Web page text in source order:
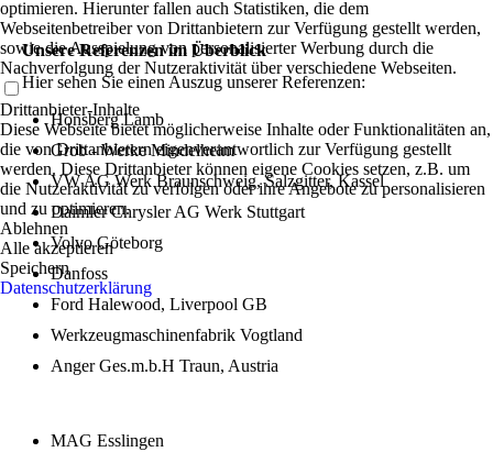
Unsere Referenzen im Überblick
Hier sehen Sie einen Auszug unserer Referenzen:
Honsberg Lamb
Grob - Werke Mindelheim
VW AG Werk Braunschweig, Salzgitter, Kassel
Daimler Chrysler AG Werk Stuttgart
Volvo Göteborg
Danfoss
Ford Halewood, Liverpool GB
Werkzeugmaschinenfabrik Vogtland
Anger Ges.m.b.H Traun, Austria
MAG Esslingen
optimieren. Hierunter fallen auch Statistiken, die dem
Webseitenbetreiber von Drittanbietern zur Verfügung gestellt werden,
sowie die Ausspielung von personalisierter Werbung durch die
Nachverfolgung der Nutzeraktivität über verschiedene Webseiten.
Drittanbieter-Inhalte
Diese Webseite bietet möglicherweise Inhalte oder Funktionalitäten an,
die von Drittanbietern eigenverantwortlich zur Verfügung gestellt
werden. Diese Drittanbieter können eigene Cookies setzen, z.B. um
die Nutzeraktivität zu verfolgen oder ihre Angebote zu personalisieren
und zu optimieren.
Ablehnen
Alle akzeptieren
Speichern
Datenschutzerklärung